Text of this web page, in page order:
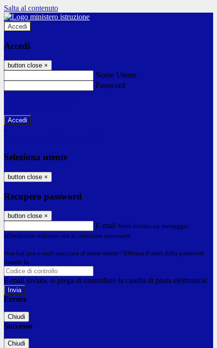
Salta al contenuto
Accedi
Accedi
button close ×
Nome Utente
Password
-
Seleziona utente
button close ×
Recupero password
button close ×
E-mail Verrà inviato un messaggio
all'indirizzo indicato con le istruzioni necessarie.
Non hai una e-mail associata al nome utente? Effettua il reset della password
tramite la
E-mail inviata, si prega di controllare la casella di posta elettronica!
Errore
Chiudi
Successo
Chiudi